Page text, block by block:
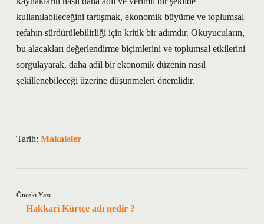
kullanılabileceğini tartışmak, ekonomik büyüme ve toplumsal
refahın sürdürülebilirliği için kritik bir adımdır. Okuyucuların,
bu alacakları değerlendirme biçimlerini ve toplumsal etkilerini
sorgulayarak, daha adil bir ekonomik düzenin nasıl
şekillenebileceği üzerine düşünmeleri önemlidir.
Tarih: Makaleler
Önceki Yazı
Hakkari Kürtçe adı nedir ?